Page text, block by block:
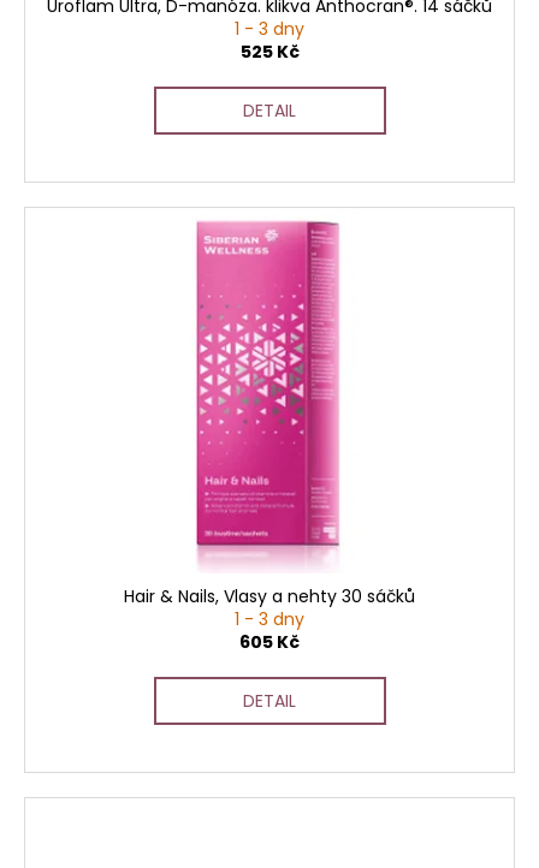
Uroflam Ultra, D-manóza. klikva Anthocran®. 14 sáčků
1 - 3 dny
525 Kč
DETAIL
Hair & Nails, Vlasy a nehty 30 sáčků
1 - 3 dny
605 Kč
DETAIL